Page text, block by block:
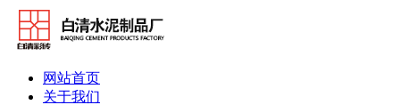
网站首页
关于我们